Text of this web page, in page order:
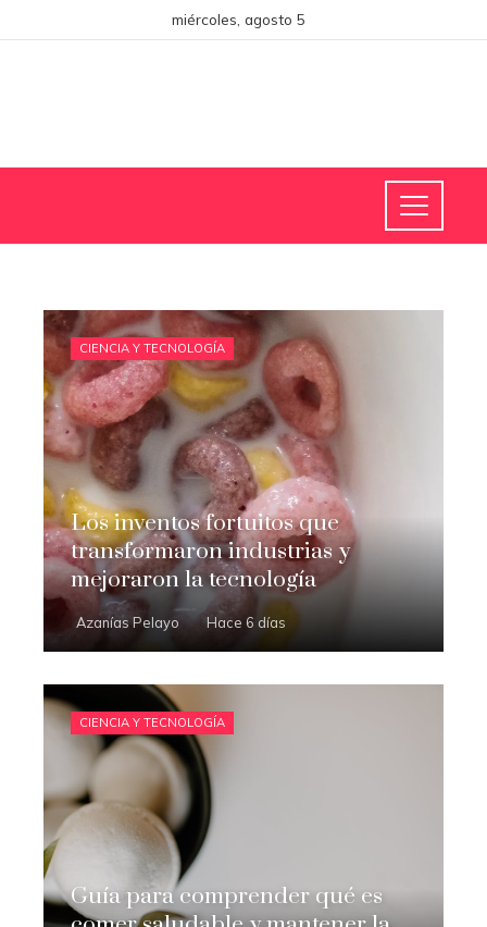
miércoles, agosto 5
CIENCIA Y TECNOLOGÍA
Los inventos fortuitos que
transformaron industrias y
mejoraron la tecnología
Azanías Pelayo Hace 6 días
CIENCIA Y TECNOLOGÍA
Guía para comprender qué es